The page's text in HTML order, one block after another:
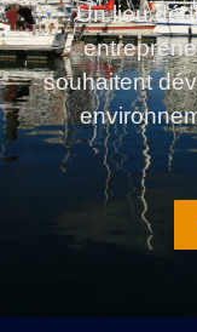
Un lieu
souhaitent